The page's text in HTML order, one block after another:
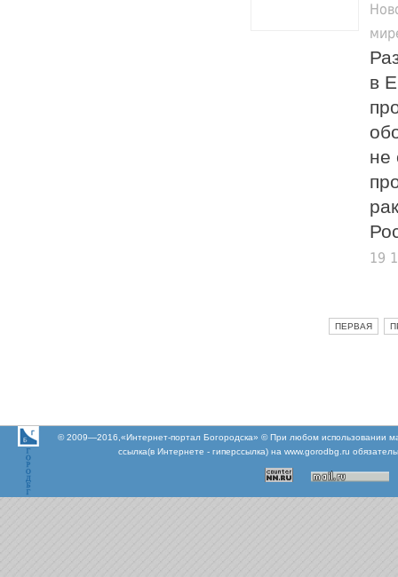
в
не
19
ПЕРВАЯ
© 2009—2016,«Интернет-портал Богородска» © При любом использовании
ссылка(в Интернете - гиперссылка) на www.gorodbg.ru